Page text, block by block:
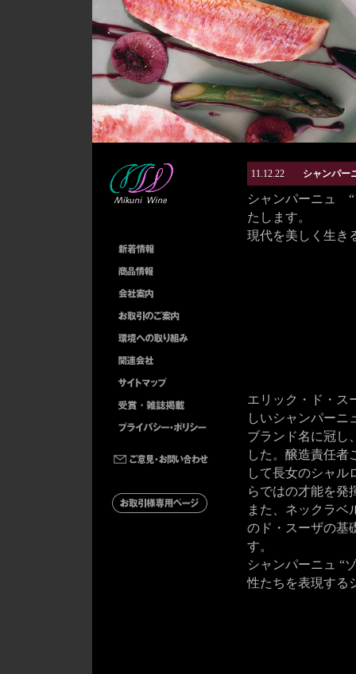
11.12.22 シャンパー
シャンパーニュ “
たします。
現代を美しく生き
エリック・ド・ス
しいシャンパーニ
ブランド名に冠し
した。醸造責任者
して長女のシャル
らではの才能を発
また、ネックラベ
のド・スーザの基
す。
シャンパーニュ “
性たちを表現する